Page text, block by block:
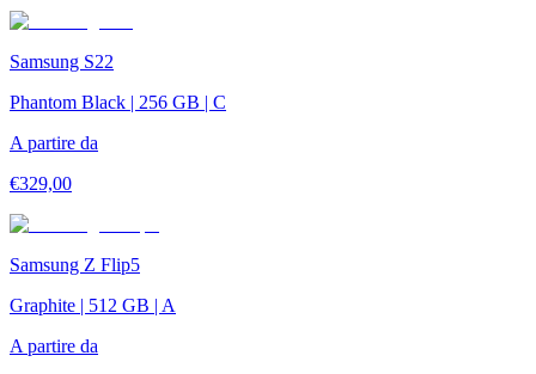
Samsung S22
Phantom Black | 256 GB | C
A partire da
€329,00
Samsung Z Flip5
Graphite | 512 GB | A
A partire da